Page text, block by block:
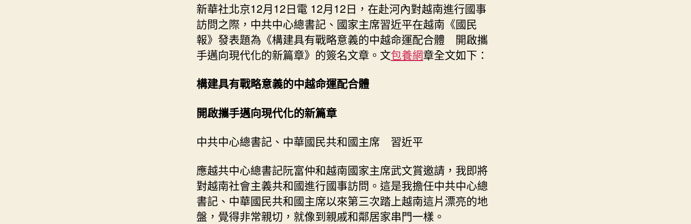
包
養
媒
體
頒
中
網〉
中
新華社北京12月12日電 12月12日，在赴河內對越南進行國事
訪問之際，中共中心總書記、國家主席習近平在越南《國民
報》發表題為《構建具有戰略意義的中越命運配合體 開啟攜
手邁向現代化的新篇章》的簽名文章。文包養網章全文如下：
構建具有戰略意義的中越命運配合體
開啟攜手邁向現代化的新篇章
中共中心總書記、中華國民共和國主席 習近平
應越共中心總書記阮富仲和越南國家主席武文賞邀請，我即將
對越南社會主義共和國進行國事訪問。這是我擔任中共中心總
書記、中華國民共和國主席以來第三次踏上越南這片漂亮的地
盤，覺得非常親切，就像到親戚和鄰居家串門一樣。